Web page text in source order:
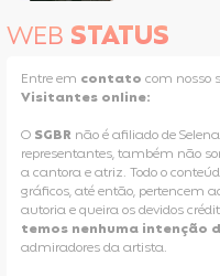
WEB STATUS
Entre em contato com nosso
Visitantes online:
O SGBR não é afiliado de
representantes, também não
a cantora e atriz. Todo o
gráficos, até então, pertencem
autoria e queira os devidos
temos nenhuma intenção
admiradores da artista.